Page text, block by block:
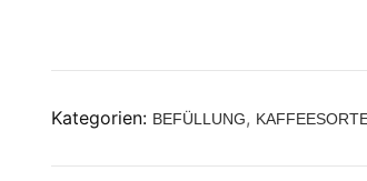
Kategorien: BEFÜLLUNG,